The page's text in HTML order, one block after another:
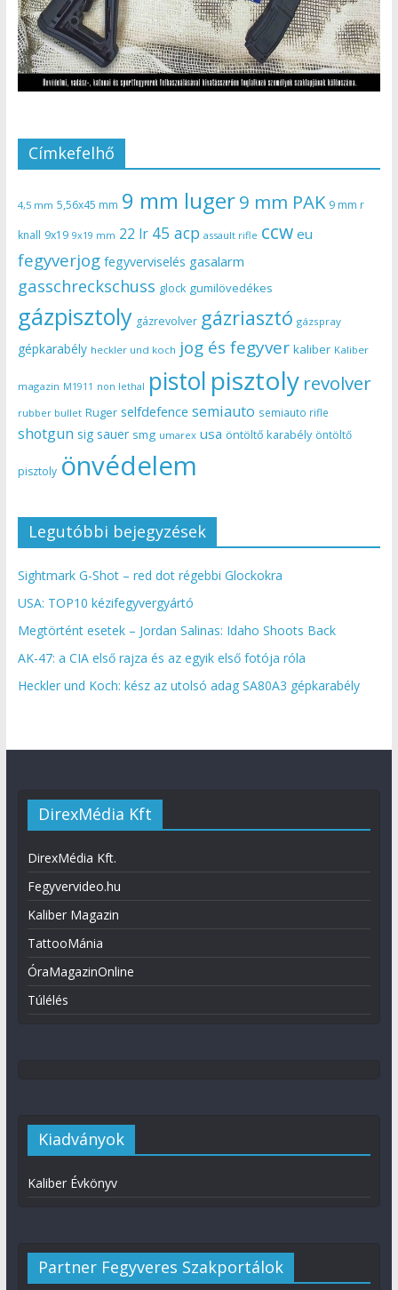
Címkefelhő
4,5 mm 5,56x45 mm 9 mm luger9 mm PAK 9 mm r
knall 9x19 9x19 mm 22 lr 45 acp assault rifle ccw eu
fegyverjog fegyverviselés gasalarm
gasschreckschuss glock gumilövedékes
gázpisztoly gázrevolver gázriasztó gázspray
gépkarabély heckler und koch jog és fegyver kaliber Kaliber
magazin M1911 non lethal pistol pisztoly revolver
rubber bullet Ruger selfdefence semiauto semiauto rifle
shotgun sig sauer smg umarex usa öntöltő karabély öntöltő
pisztoly önvédelem
Legutóbbi bejegyzések
Sightmark G-Shot – red dot régebbi Glockokra
USA: TOP10 kézifegyvergyártó
Megtörtént esetek – Jordan Salinas: Idaho Shoots Back
AK-47: a CIA első rajza és az egyik első fotója róla
Heckler und Koch: kész az utolsó adag SA80A3 gépkarabély
DirexMédia Kft
DirexMédia Kft.
Fegyvervideo.hu
Kaliber Magazin
TattooMánia
ÓraMagazinOnline
Túlélés
Kiadványok
Kaliber Évkönyv
Partner Fegyveres Szakportálok